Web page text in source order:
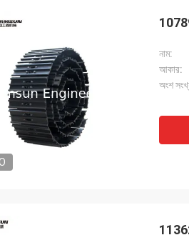
মাইকেল
অভিজ্ঞতা।
নাম:
আকার:
অংশ